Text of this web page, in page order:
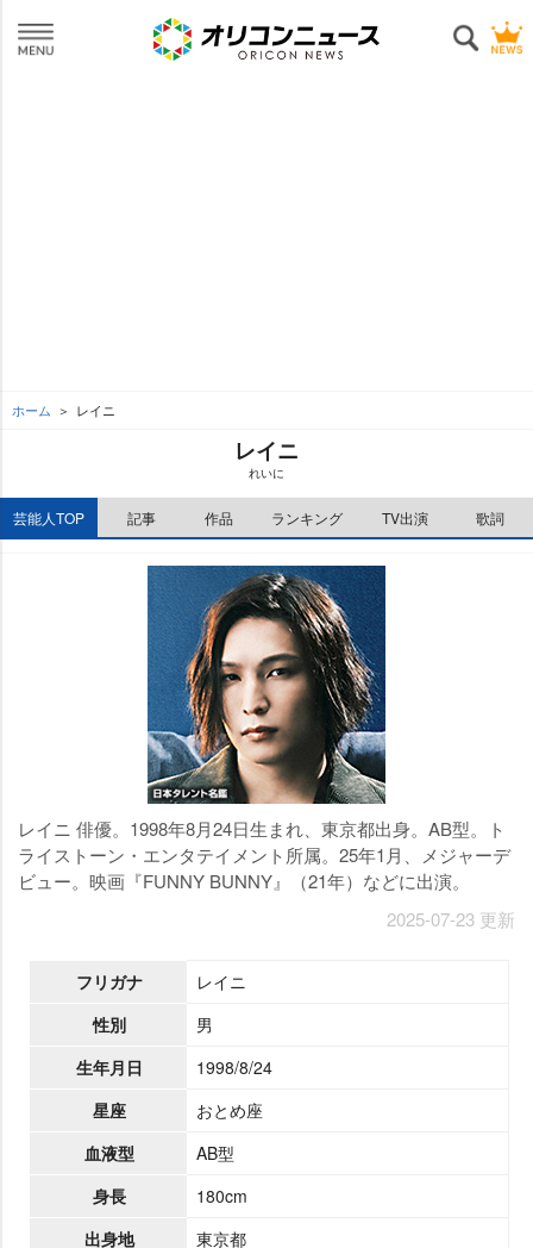
ホーム レイニ
レイニ
れいに
芸能人TOP 記事 作品 ランキング TV出演 歌詞
レイニ 俳優。1998年8月24日生まれ、東京都出身。AB型。ト
ライストーン・エンタテイメント所属。25年1月、メジャーデ
ビュー。映画『FUNNY BUNNY』（21年）などに出演。
2025-07-23 更新
フリガナ
レイニ
性別
男
生年月日
1998/8/24
星座
おとめ座
血液型
AB型
身長
180cm
出身地
東京都